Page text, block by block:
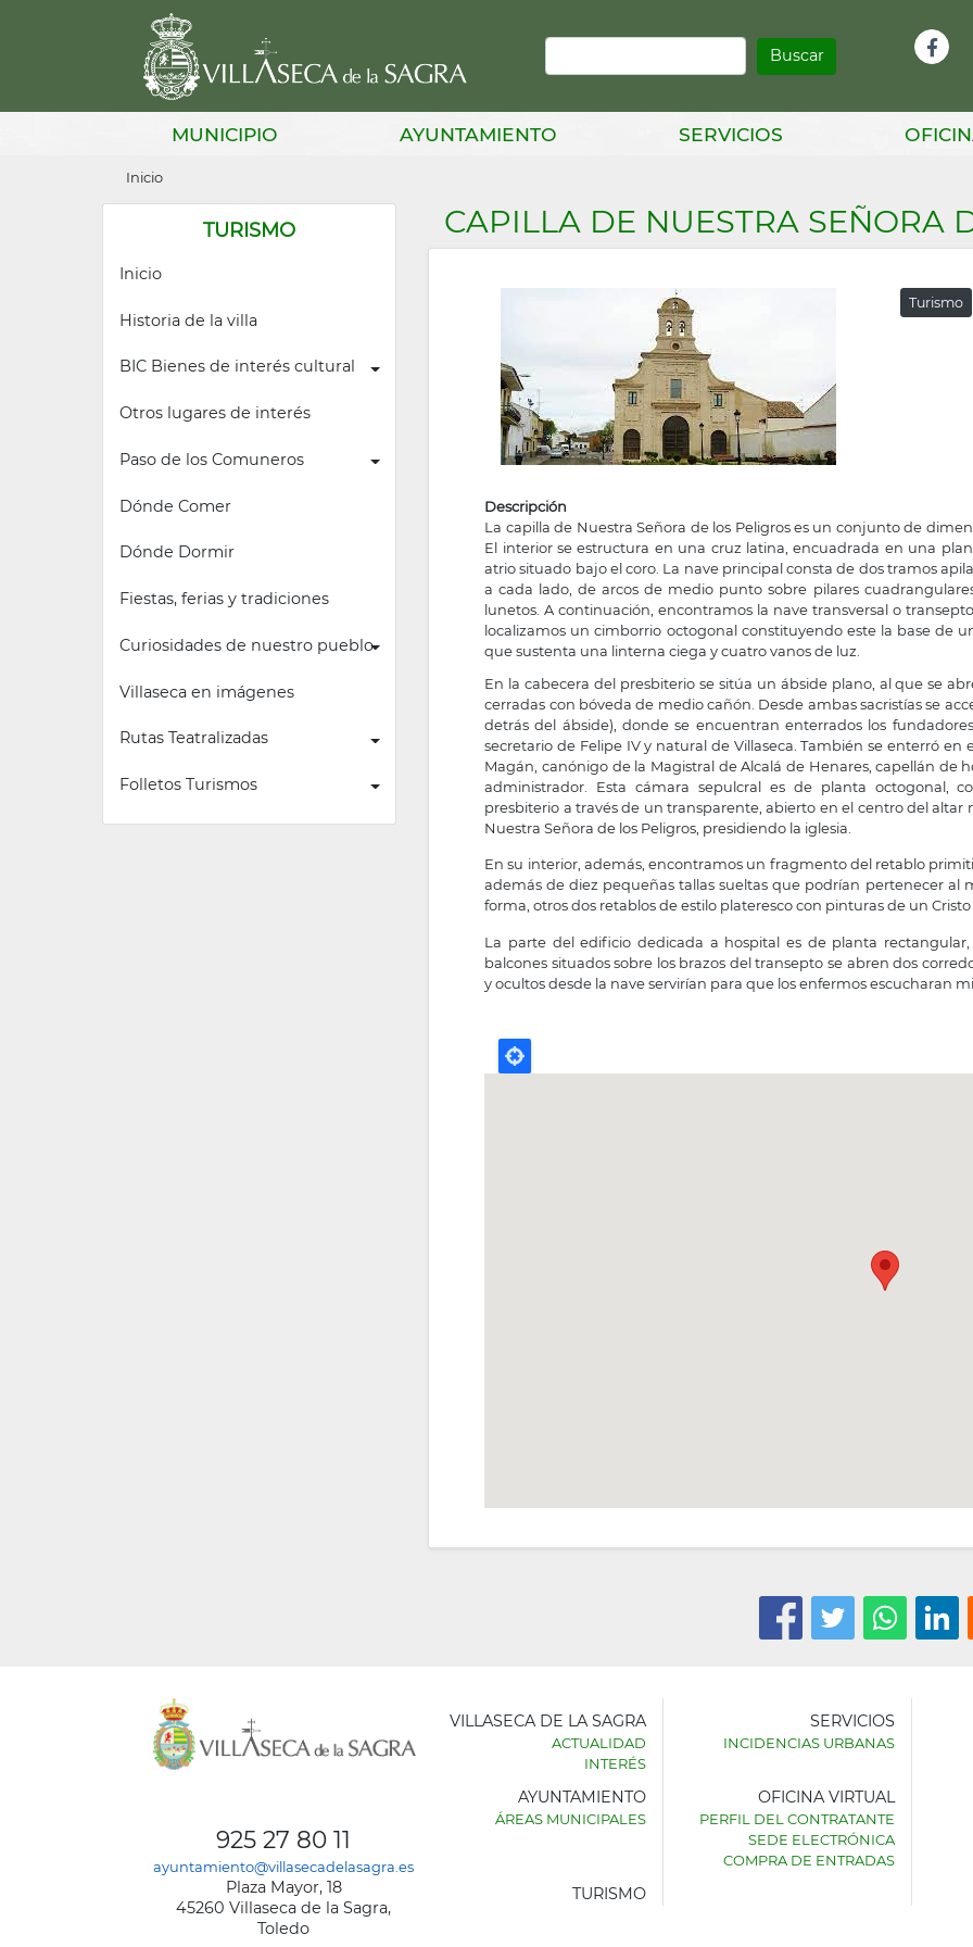
Buscar
MUNICIPIO AYUNTAMIENTO SERVICIOS
Sobrescribir
enlaces
ayuda
a
la
Inicio
TURISMO
Inicio
Historia de la villa
BIC Bienes de interés cultural
Otros lugares de interés
Paso de los Comuneros
Dónde Comer
Dónde Dormir
Fiestas, ferias y tradiciones
Curiosidades de nuestro pueblo
Villaseca en imágenes
Rutas Teatralizadas
Folletos Turismos
CAPILLA DE NUESTRA SEÑORA
Turismo
Descripción
La capilla de Nuestra Señora de los Peligros es un conjunto de
El interior se estructura en una cruz latina, encuadrada en una
atrio situado bajo el coro. La nave principal consta de dos tramos
a cada lado, de arcos de medio punto sobre pilares
lunetos. A continuación, encontramos la nave transversal o
localizamos un cimborrio octogonal constituyendo este la base de
que sustenta una linterna ciega y cuatro vanos de luz.
En la cabecera del presbiterio se sitúa un ábside plano, al que se
cerradas con bóveda de medio cañón. Desde ambas sacristías se
detrás del ábside), donde se encuentran enterrados los
secretario de Felipe IV y natural de Villaseca. También se enterró
Magán, canónigo de la Magistral de Alcalá de Henares, capellán de
administrador. Esta cámara sepulcral es de planta octogonal,
presbiterio a través de un transparente, abierto en el centro del altar
Nuestra Señora de los Peligros, presidiendo la iglesia.
En su interior, además, encontramos un fragmento del retablo
además de diez pequeñas tallas sueltas que podrían pertenecer al
forma, otros dos retablos de estilo plateresco con pinturas de un
La parte del edificio dedicada a hospital es de planta
balcones situados sobre los brazos del transepto se abren dos
y ocultos desde la nave servirían para que los enfermos escucharan
925 27 80 11
ayuntamiento@villasecadelasagra.es
Plaza Mayor, 18
45260 Villaseca de la Sagra,
Toledo
AYUNTAMIENTO
VILLASECA DE LA SAGRA
ACTUALIDAD
INTERÉS
SERVICIOS
INCIDENCIAS URBANAS
AYUNTAMIENTO
ÁREAS MUNICIPALES
OFICINA VIRTUAL
PERFIL DEL CONTRATANTE
SEDE ELECTRÓNICA
COMPRA DE ENTRADAS
TURISMO